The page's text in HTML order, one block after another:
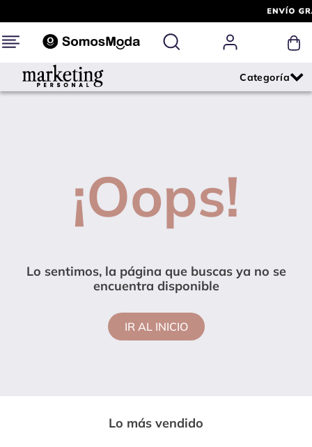
¡Oops!
Lo sentimos, la página que buscas ya no se
encuentra disponible
IR AL INICIO
Lo más vendido